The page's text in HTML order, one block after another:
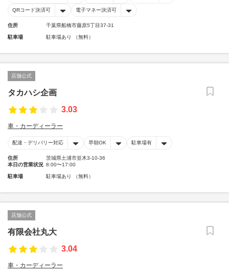
QRコード決済可 電子マネー決済可
住所 千葉県船橋市藤原5丁目37-31
駐車場 駐車場あり （無料）
店舗公式
タカハシ企画
3.03
車・カーディーラー
配達・デリバリー対応 早朝OK 駐車場有
住所
茨城県土浦市並木3-10-36
本日の営業状況 8:00〜17:00
駐車場 駐車場あり （無料）
店舗公式
有限会社丸大
3.04
車・カーディーラー